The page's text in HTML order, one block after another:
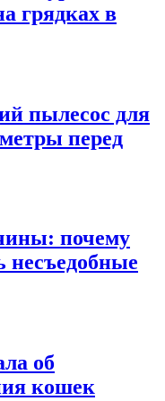
грядках в
пылесос для
перед
почему
несъедобные
об
кошек